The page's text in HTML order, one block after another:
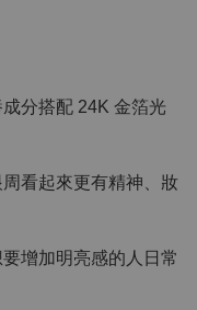
分搭配 24K 金箔光
看起來更有精神、妝
增加明亮感的人日常